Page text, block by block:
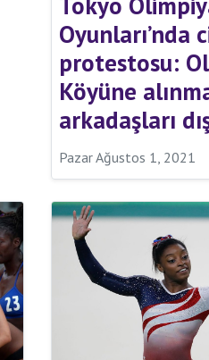
Oyunları’nda
protestosu:
Köyüne
arkadaşları
Pazar Ağustos 1, 2021